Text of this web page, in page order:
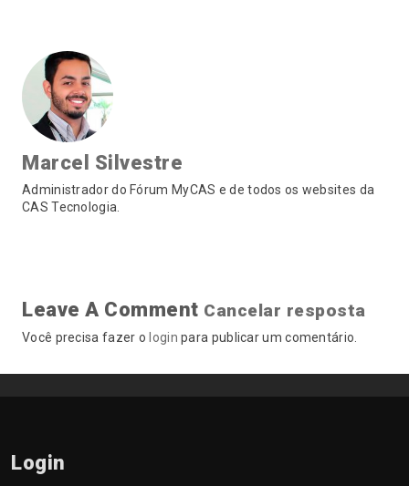
Marcel Silvestre
Administrador do Fórum MyCAS e de todos os websites da
CAS Tecnologia.
Leave A Comment Cancelar resposta
Você precisa fazer o login para publicar um comentário.
Login